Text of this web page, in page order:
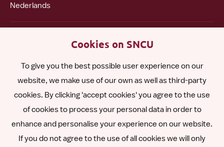
Nederlands
Polski
Other languages
Cookies on SNCU
To give you the best possible user experience on our
website, we make use of our own as well as third-party
cookies. By clicking 'accept cookies' you agree to the use
of cookies to process your personal data in order to
enhance and personalise your experience on our website.
If you do not agree to the use of all cookies we will only